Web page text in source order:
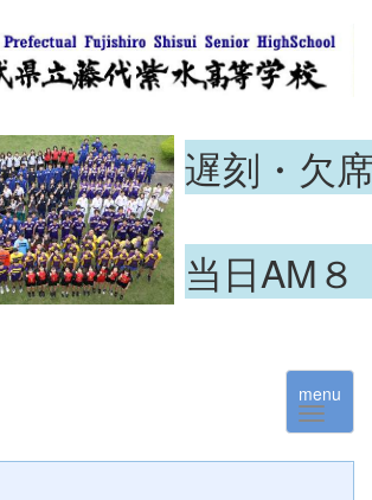
遅刻・欠
当日AM
menu